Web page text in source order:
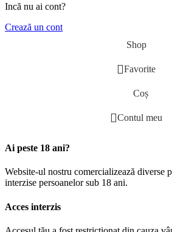
Incă nu ai cont?
Crează un cont
Shop
Favorite
Coș
Contul meu
Ai peste 18 ani?
Website-ul nostru comercializează diverse
interzise persoanelor sub 18 ani.
Acces interzis